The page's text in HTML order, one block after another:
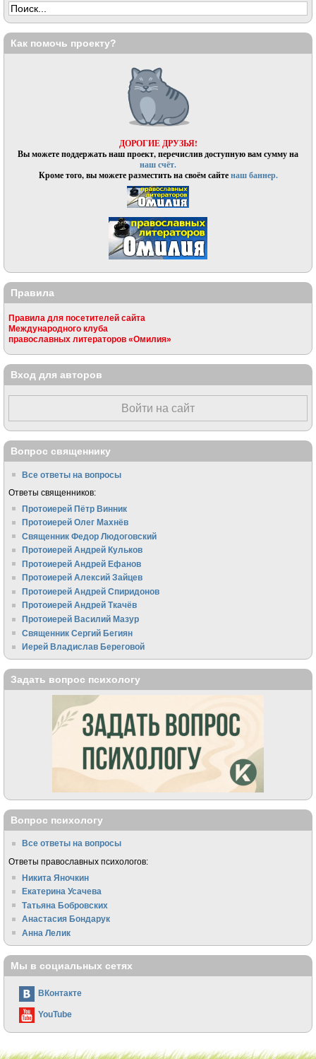
Как помочь проекту?
ДОРОГИЕ ДРУЗЬЯ!
Вы можете поддержать наш проект, перечислив доступную вам сумму на
наш счёт.
Кроме того, вы можете разместить на своём сайтенаш баннер.
Правила
Правила для посетителей сайта
Международного клуба
православных литераторов «Омилия»
Вход для авторов
Войти на сайт
Вопрос священнику
Все ответы на вопросы
Ответы священников:
Протоиерей Пётр Винник
Протоиерей Олег Махнёв
Священник Федор Людоговский
Протоиерей Андрей Кульков
Протоиерей Андрей Ефанов
Протоиерей Алексий Зайцев
Протоиерей Андрей Спиридонов
Протоиерей Андрей Ткачёв
Протоиерей Василий Мазур
Священник Сергий Бегиян
Иерей Владислав Береговой
Задать вопрос психологу
Вопрос психологу
Все ответы на вопросы
Ответы православных психологов:
Никита Яночкин
Екатерина Усачева
Татьяна Бобровских
Анастасия Бондарук
Анна Лелик
Мы в социальных сетях
ВКонтакте
YouTube